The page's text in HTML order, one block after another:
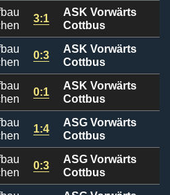
3:1
ASK Vorwärts
Cottbus
0:3
ASK Vorwärts
Cottbus
0:1
ASK Vorwärts
Cottbus
1:4
ASG Vorwärts
Cottbus
0:3
ASG Vorwärts
Cottbus